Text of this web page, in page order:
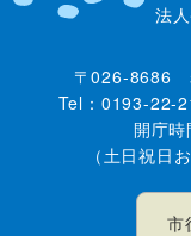
法
〒026-8686
Tel：0193-22-
開庁
（土日祝日
市